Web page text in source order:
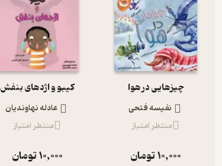
چیزهایی در هوا
نفیسه فتحی
منتظر امتیاز
10,000تومان
کیبو و اژدهای بنفش
عادله نهاوندیان
منتظر امتیاز
10,000تومان